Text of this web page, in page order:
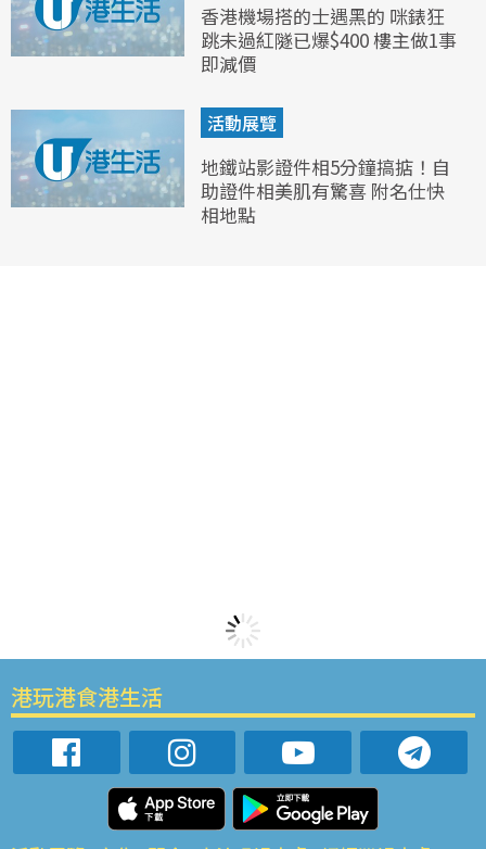
香港機場搭的士遇黑的 咪錶狂
跳未過紅隧已爆$400 樓主做1事
即減價
活動展覽
地鐵站影證件相5分鐘搞掂！自
助證件相美肌有驚喜 附名仕快
相地點
港玩港食港生活